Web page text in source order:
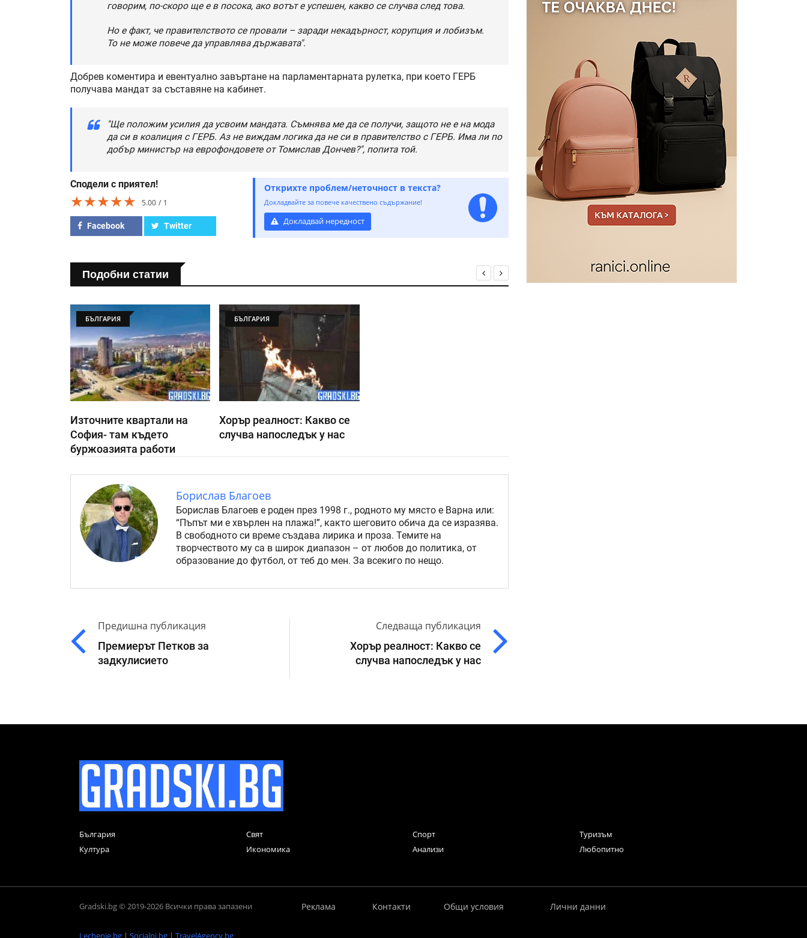
говорим, по-скоро ще е в посока, ако вотът е успешен, какво се случва след това.
Но е факт, че правителството се провали – заради некадърност, корупция и лобизъм.
То не може повече да управлява държавата".
Добрев коментира и евентуално завъртане на парламентарната рулетка, при което ГЕРБ
получава мандат за съставяне на кабинет.
"Ще положим усилия да усвоим мандата. Съмнява ме да се получи, защото не е на мода
да си в коалиция с ГЕРБ. Аз не виждам логика да не си в правителство с ГЕРБ. Има ли по
добър министър на еврофондовете от Томислав Дончев?", попита той.
Сподели с приятел!
★★★★★
★★★★★
★★★★★ 5.00 1
Facebook Twitter
Открихте проблем/неточност в текста?
Докладвайте за повече качествено съдържание!
Докладвай нередност
Подобни статии
БЪЛГАРИЯ
Източните квартали на
София- там където
буржоазията работи
БЪЛГАРИЯ
Хорър реалност: Какво се
случва напоследък у нас
Борислав Благоев
Борислав Благоев е роден през 1998 г., родното му място е Варна или:
“Пъпът ми е хвърлен на плажа!”, както шеговито обича да се изразява.
В свободното си време създава лирика и проза. Темите на
творчеството му са в широк диапазон – от любов до политика, от
образование до футбол, от теб до мен. За всекиго по нещо.
Предишна публикация
Премиерът Петков за
задкулисието
Следваща публикация
Хорър реалност: Какво се
случва напоследък у нас
България Свят Спорт
Туризъм
Култура
Икономика Анализи Любопитно
Gradski.bg © 2019-2026 Всички права запазени Реклама Контакти Общи условия Лични данни
Lechenie.bg | Socialni.bg | TravelAgency.bg